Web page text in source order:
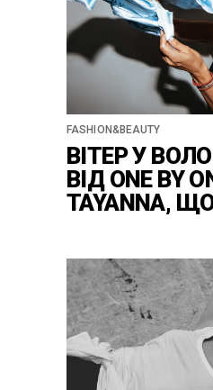
FASHION&BEAUTY
ВІТЕР У
ВІД ONE BY
TAYANNA,